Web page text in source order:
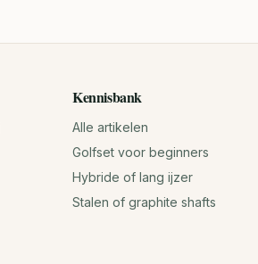
Kennisbank
Alle artikelen
Golfset voor beginners
Hybride of lang ijzer
Stalen of graphite shafts